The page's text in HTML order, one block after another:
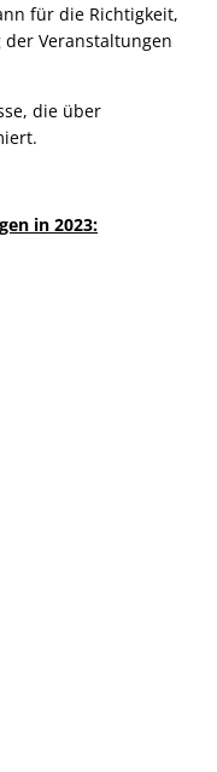
für die Richtigkeit,
Veranstaltungen
die über
in 2023: